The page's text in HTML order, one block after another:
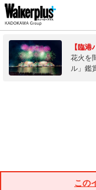
【臨
花火を
ル」鑑
この